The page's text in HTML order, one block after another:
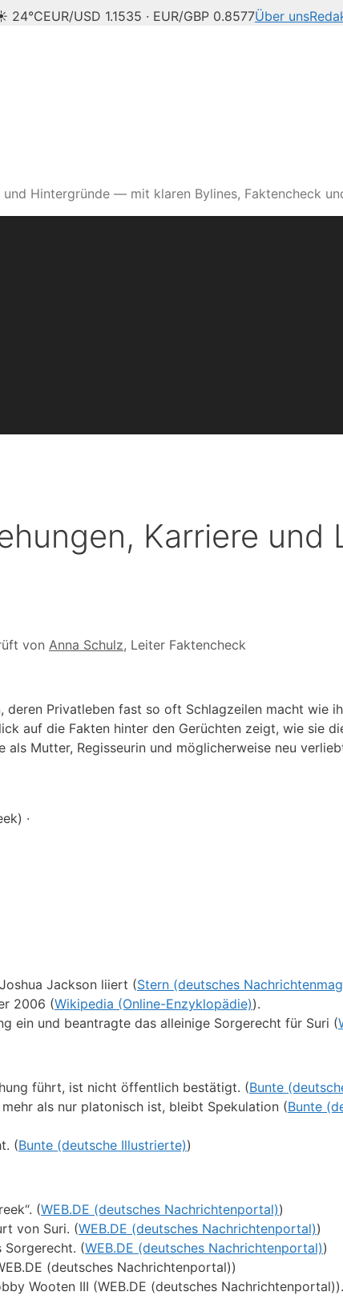
24°CEUR/USD 1.1535 · EUR/GBP 0.8577Über uns
Hintergründe — mit klaren Bylines, Faktencheck
Karriere und
von Anna Schulz, Leiter Faktencheck
deren Privatleben fast so oft Schlagzeilen macht wie
auf die Fakten hinter den Gerüchten zeigt, wie sie
Mutter, Regisseurin und möglicherweise neu
·
Jackson liiert (Stern (deutsches
2006 (Wikipedia (Online-Enzyklopädie)).
ein und beantragte das alleinige Sorgerecht für Suri (
führt, ist nicht öffentlich bestätigt. (Bunte
als nur platonisch ist, bleibt Spekulation (Bunte
(Bunte (deutsche Illustrierte))
(WEB.DE (deutsches Nachrichtenportal))
von Suri. (WEB.DE (deutsches Nachrichtenportal))
Sorgerecht. (WEB.DE (deutsches Nachrichtenportal))
(deutsches Nachrichtenportal))
Wooten III (WEB.DE (deutsches Nachrichtenportal)).